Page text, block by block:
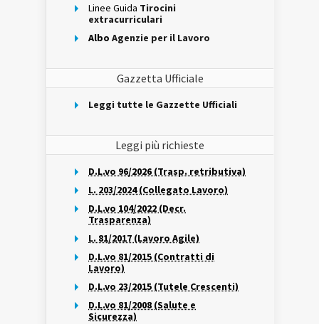
Linee Guida Tirocini
extracurriculari
Albo Agenzie per il Lavoro
Gazzetta Ufficiale
Leggi tutte le Gazzette Ufficiali
Leggi più richieste
D.L.vo 96/2026 (Trasp. retributiva)
L. 203/2024 (Collegato Lavoro)
D.L.vo 104/2022 (Decr.
Trasparenza)
L. 81/2017 (Lavoro Agile)
D.L.vo 81/2015 (Contratti di
Lavoro)
D.L.vo 23/2015 (Tutele Crescenti)
D.L.vo 81/2008 (Salute e
Sicurezza)